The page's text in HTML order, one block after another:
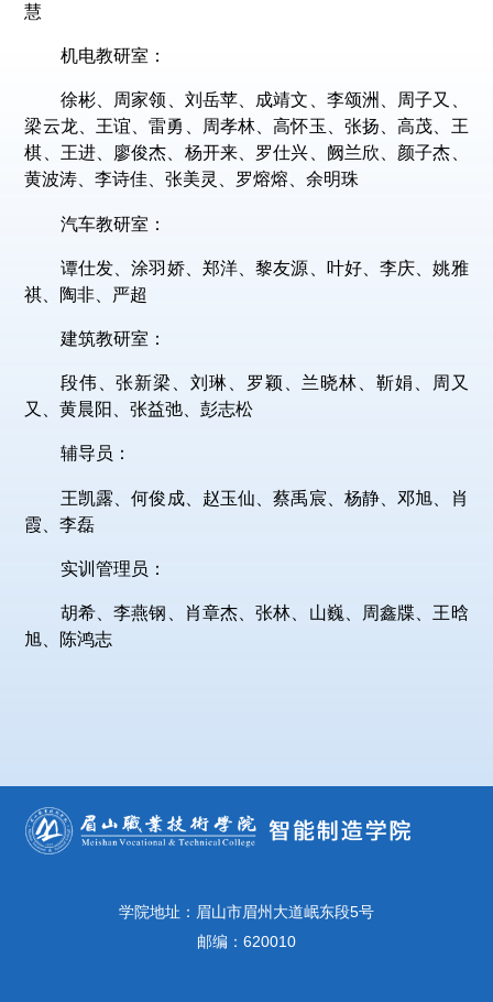
慧
机电教研室：
徐彬、周家领、刘岳苹、成靖文、李颂洲、周子又、
梁云龙、王谊、雷勇、周孝林、高怀玉、张扬、高茂、王
棋、王进、廖俊杰、杨开来、罗仕兴、阙兰欣、颜子杰、
黄波涛、李诗佳、张美灵、罗熔熔、余明珠
汽车教研室：
谭仕发、涂羽娇、郑洋、黎友源、叶好、李庆、姚雅
祺、陶非、严超
建筑教研室：
段伟、张新梁、刘琳、罗颖、兰晓林、靳娟、周又
又、黄晨阳、张益弛、彭志松
辅导员：
王凯露、何俊成、赵玉仙、蔡禹宸、杨静、邓旭、肖
霞、李磊
实训管理员：
胡希、李燕钢、肖章杰、张林、山巍、周鑫牒、王晗
旭、陈鸿志
学院地址：眉山市眉州大道岷东段5号
邮编：620010